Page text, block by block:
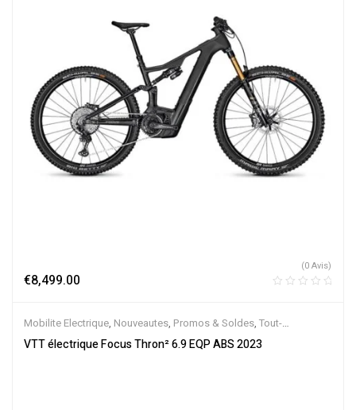
€8,499.00
(0 Avis)
Mobilite Electrique, Nouveautes, Promos & Soldes, Tout-
Suspendus,Vélo électrique ville,Velos Electriques,VTT Électriques
VTT électrique Focus Thron² 6.9 EQP ABS 2023